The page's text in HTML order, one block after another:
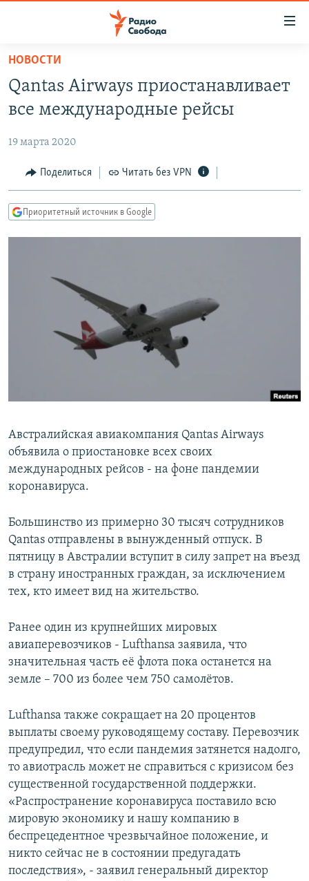
упрощенного
доступа
основному
Вернутся
главной
навигации
Вернутся
ПОДКАСТЫ
АВТОРСКИЕ ПРОЕКТЫ
ЦИТАТЫ СВОБОДЫ
МНЕНИЯ
IDEL.РЕАЛИИ
СИБИРЬ.РЕАЛИИ
РАСПИСАНИЕ ВЕЩАНИЯ
ПОДПИШИТЕСЬ НА РАССЫЛКУ
Все сайты РСЕ/РС
НОВОСТИ
Qantas Airways приостанавливает
все международные рейсы
19 марта 2020
Поделиться Читать без VPN
Приоритетный источник в Google
Австралийская авиакомпания Qantas Airways
объявила о приостановке всех своих
международных рейсов - на фоне пандемии
коронавируса.
Большинство из примерно 30 тысяч сотрудников
Qantas отправлены в вынужденный отпуск. В
пятницу в Австралии вступит в силу запрет на въезд
в страну иностранных граждан, за исключением
тех, кто имеет вид на жительство.
Ранее один из крупнейших мировых
авиаперевозчиков - Lufthansa заявила, что
значительная часть её флота пока останется на
земле – 700 из более чем 750 самолётов.
Lufthansa также сокращает на 20 процентов
выплаты своему руководящему составу. Перевозчик
предупредил, что если пандемия затянется надолго,
то авиотрасль может не справиться с кризисом без
существенной государственной поддержки.
«Распространение коронавируса поставило всю
мировую экономику и нашу компанию в
беспрецедентное чрезвычайное положение, и
никто сейчас не в состоянии предугадать
последствия», - заявил генеральный директор